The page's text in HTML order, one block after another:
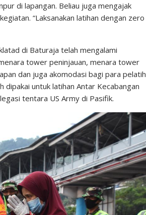
di lapangan. Beliau juga mengajak
“Laksanakan latihan dengan zero
di Baturaja telah mengalami
tower peninjauan, menara tower
dan juga akomodasi bagi para pelatih
untuk latihan Antar Kecabangan
tentara US Army di Pasifik.